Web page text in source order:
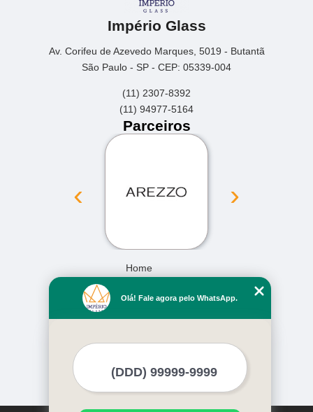
Império Glass
Av. Corifeu de Azevedo Marques, 5019 - Butantã
São Paulo - SP - CEP: 05339-004
(11) 2307-8392
(11) 94977-5164
Parceiros
‹ ›
Home
Missão
Olá! Fale agora pelo WhatsApp.